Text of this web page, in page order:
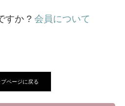
すか ? 会員について
プページに戻る